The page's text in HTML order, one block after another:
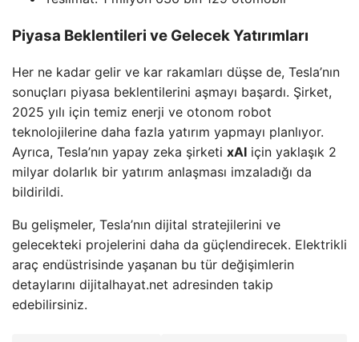
Piyasa Beklentileri ve Gelecek Yatırımları
Her ne kadar gelir ve kar rakamları düşse de, Tesla’nın
sonuçları piyasa beklentilerini aşmayı başardı. Şirket,
2025 yılı için temiz enerji ve otonom robot
teknolojilerine daha fazla yatırım yapmayı planlıyor.
Ayrıca, Tesla’nın yapay zeka şirketi xAI için yaklaşık 2
milyar dolarlık bir yatırım anlaşması imzaladığı da
bildirildi.
Bu gelişmeler, Tesla’nın dijital stratejilerini ve
gelecekteki projelerini daha da güçlendirecek. Elektrikli
araç endüstrisinde yaşanan bu tür değişimlerin
detaylarını dijitalhayat.net adresinden takip
edebilirsiniz.